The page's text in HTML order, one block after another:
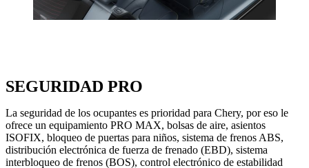
SEGURIDAD PRO
La seguridad de los ocupantes es prioridad para Chery, por eso le
ofrece un equipamiento PRO MAX, bolsas de aire, asientos
ISOFIX, bloqueo de puertas para niños, sistema de frenos ABS,
distribución electrónica de fuerza de frenado (EBD), sistema
interbloqueo de frenos (BOS), control electrónico de estabilidad